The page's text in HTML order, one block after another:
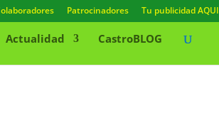
Patrocinadores Tu publicidad AQUI
Actualidad CastroBLOG